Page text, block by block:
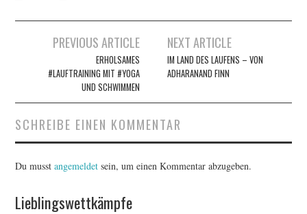
Artikel-PREVIOUS ARTICLE
ERHOLSAMES
#LAUFTRAINING MIT #YOGA
UND SCHWIMMEN
NEXT ARTICLE
IM LAND DES LAUFENS – VON
ADHARANAND FINN
SCHREIBE EINEN KOMMENTAR
Du musstangemeldet sein, um einen Kommentar abzugeben.
Lieblingswettkämpfe